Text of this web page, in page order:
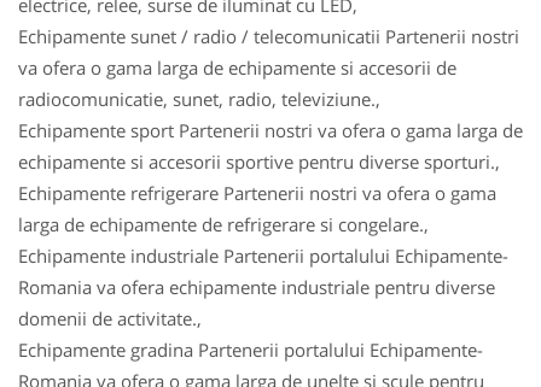
electrice, relee, surse de iluminat cu LED,
Echipamente sunet / radio / telecomunicatii Partenerii nostri
va ofera o gama larga de echipamente si accesorii de
radiocomunicatie, sunet, radio, televiziune.,
Echipamente sport Partenerii nostri va ofera o gama larga de
echipamente si accesorii sportive pentru diverse sporturi.,
Echipamente refrigerare Partenerii nostri va ofera o gama
larga de echipamente de refrigerare si congelare.,
Echipamente industriale Partenerii portalului Echipamente-
Romania va ofera echipamente industriale pentru diverse
domenii de activitate.,
Echipamente gradina Partenerii portalului Echipamente-
Romania va ofera o gama larga de unelte si scule pentru